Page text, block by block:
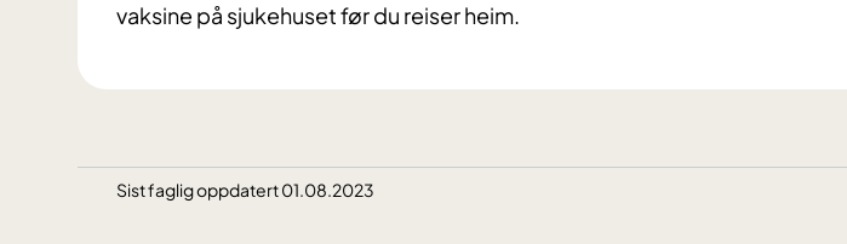
vaksine på sjukehuset før du reiser heim.
Sist faglig oppdatert 01.08.2023